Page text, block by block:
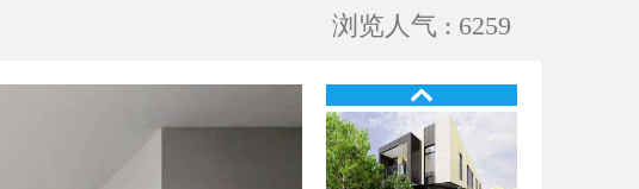
浏览人气 : 6259